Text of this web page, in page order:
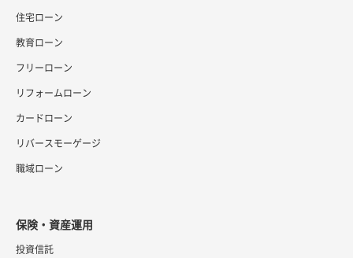
住宅ローン
教育ローン
フリーローン
リフォームローン
カードローン
リバースモーゲージ
職域ローン
保険・資産運用
投資信託